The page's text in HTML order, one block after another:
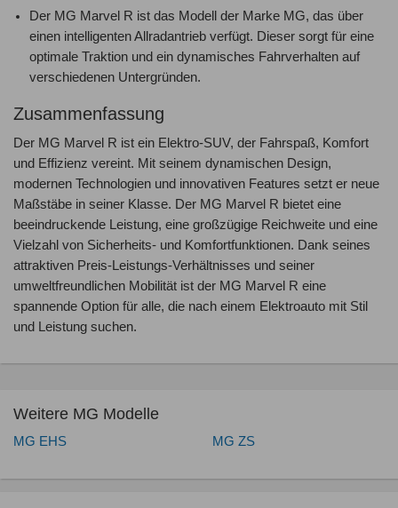
Weitere MG Modelle
MG EHS MG ZS
Der MG Marvel R ist das Modell der Marke MG, das über
einen intelligenten Allradantrieb verfügt. Dieser sorgt für eine
optimale Traktion und ein dynamisches Fahrverhalten auf
verschiedenen Untergründen.
Zusammenfassung
Der MG Marvel R ist ein Elektro-SUV, der Fahrspaß, Komfort
und Effizienz vereint. Mit seinem dynamischen Design,
modernen Technologien und innovativen Features setzt er neue
Maßstäbe in seiner Klasse. Der MG Marvel R bietet eine
beeindruckende Leistung, eine großzügige Reichweite und eine
Vielzahl von Sicherheits- und Komfortfunktionen. Dank seines
attraktiven Preis-Leistungs-Verhältnisses und seiner
umweltfreundlichen Mobilität ist der MG Marvel R eine
spannende Option für alle, die nach einem Elektroauto mit Stil
und Leistung suchen.